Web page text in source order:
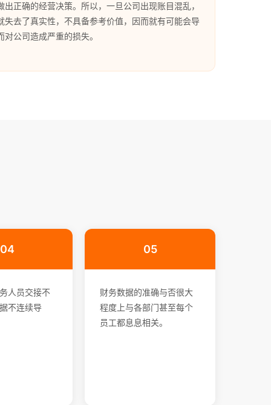
正确的经营决策。所以，一旦公司出现账目混乱，
失去了真实性，不具备参考价值，因而就有可能会导
公司造成严重的损失。
04
人员交接不
不连续导
05
财务数据的准确与否很大
程度上与各部门甚至每个
员工都息息相关。